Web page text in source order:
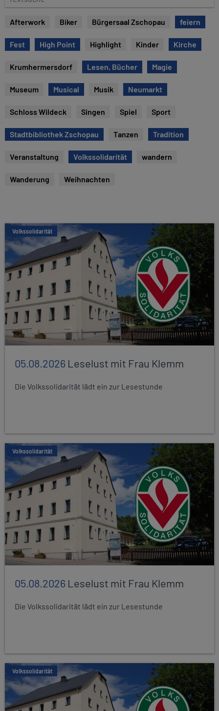
e
s
u
Afterwork Biker Bürgersaal Zschopau feiern
Fest High Point Highlight Kinder Kirche
Krumhermersdorf Lesen, Bücher Magie
Museum Musical Musik Neumarkt
Schloss Wildeck Singen Spiel Sport
Stadtbibliothek Zschopau Tanzen Tradition
Veranstaltung Volkssolidarität wandern
Wanderung Weihnachten
Volkssolidarität
05.08.2026 Leselust mit Frau Klemm
Die Volkssolidarität lädt ein zur Lesestunde
Volkssolidarität
05.08.2026 Leselust mit Frau Klemm
Die Volkssolidarität lädt ein zur Lesestunde
Volkssolidarität